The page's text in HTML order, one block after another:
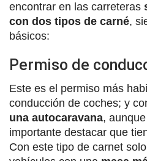
encontrar en las carreteras
con dos tipos de carné,
básicos:
Permiso de
Este es el permiso más
conducción de coches; y
una autocaravana,
importante destacar que
Con este tipo de carnet